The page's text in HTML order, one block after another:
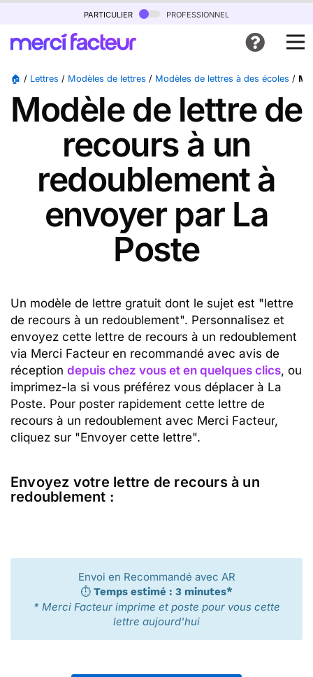
particulier professionnel
🏠 / Lettres / Modèles de lettres / Modèles de lettres à des écoles /
Modèle de lettre de
recours à un
redoublement à
envoyer par La
Poste
Un modèle de lettre gratuit dont le sujet est "lettre
de recours à un redoublement". Personnalisez et
envoyez cette lettre de recours à un redoublement
via Merci Facteur en recommandé avec avis de
réception depuis chez vous et en quelques clics, ou
imprimez-la si vous préférez vous déplacer à La
Poste. Pour poster rapidement cette lettre de
recours à un redoublement avec Merci Facteur,
cliquez sur "Envoyer cette lettre".
Envoyez votre lettre de recours à un
redoublement :
Envoi en Recommandé avec AR
⏱️ Temps estimé : 3 minutes*
* Merci Facteur imprime et poste pour vous cette
lettre aujourd'hui